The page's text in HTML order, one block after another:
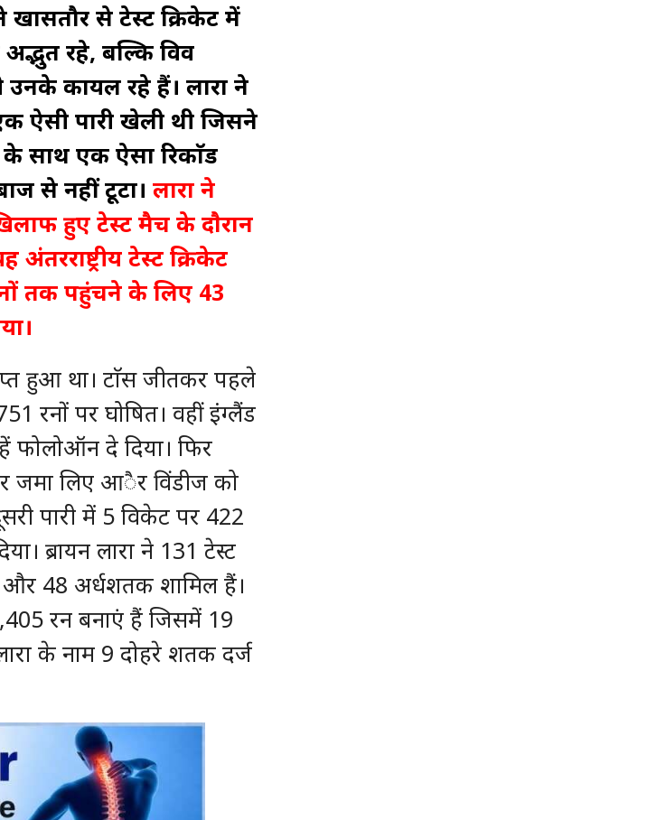
खासतौर से टेस्ट क्रिकेट में
रहे, बल्कि विव
कायल रहे हैं। लारा ने
ऐसी पारी खेली थी जिसने
साथ एक ऐसा रिकाॅर्ड
से नहीं टूटा। लारा ने
हुए टेस्ट मैच के दाैरान
टेस्ट क्रिकेट
तक पहुंचने के लिए 43
हुआ था। टाॅस जीतकर पहले
रनों पर घोषित। वहीं इंग्लैंड
फोलोऑन दे दिया। फिर
जमा लिए आैर विंडीज को
पारी में 5 विकेट पर 422
ब्रायन लारा ने 131 टेस्ट
48 अर्धशतक शामिल हैं।
रन बनाएं हैं जिसमें 19
के नाम 9 दोहरे शतक दर्ज